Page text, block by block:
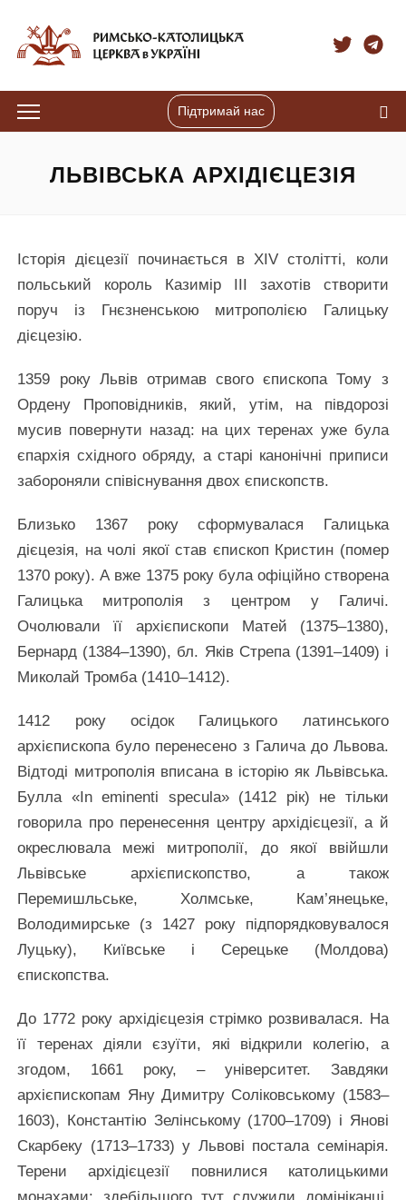
Підтримай нас
ЛЬВІВСЬКА АРХІДІЄЦЕЗІЯ
Історія дієцезії починається в XIV столітті, коли
польський король Казимір ІІІ захотів створити
поруч із Гнєзненською митрополією Галицьку
дієцезію.
1359 року Львів отримав свого єпископа Тому з
Ордену Проповідників, який, утім, на півдорозі
мусив повернути назад: на цих теренах уже була
єпархія східного обряду, а старі канонічні приписи
забороняли співіснування двох єпископств.
Близько 1367 року сформувалася Галицька
дієцезія, на чолі якої став єпископ Кристин (помер
1370 року). А вже 1375 року була офіційно створена
Галицька митрополія з центром у Галичі.
Очолювали її архієпископи Матей (1375–1380),
Бернард (1384–1390), бл. Яків Стрепа (1391–1409) і
Миколай Тромба (1410–1412).
1412 року осідок Галицького латинського
архієпископа було перенесено з Галича до Львова.
Відтоді митрополія вписана в історію як Львівська.
Булла «In eminenti specula» (1412 рік) не тільки
говорила про перенесення центру архідієцезії, а й
окреслювала межі митрополії, до якої ввійшли
Львівське архієпископство, а також
Перемишльське, Холмське, Кам’янецьке,
Володимирське (з 1427 року підпорядковувалося
Луцьку), Київське і Серецьке (Молдова)
єпископства.
До 1772 року архідієцезія стрімко розвивалася. На
її теренах діяли єзуїти, які відкрили колегію, а
згодом, 1661 року, – університет. Завдяки
архієпископам Яну Димитру Соліковському (1583–
1603), Константію Зелінському (1700–1709) і Янові
Скарбеку (1713–1733) у Львові постала семінарія.
Терени архідієцезії повнилися католицькими